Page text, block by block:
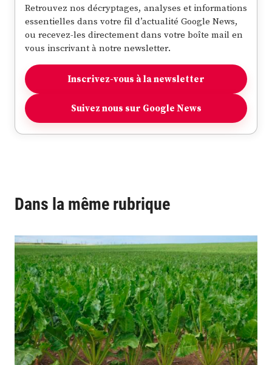
Retrouvez nos décryptages, analyses et informations
essentielles dans votre fil d’actualité Google News,
ou recevez-les directement dans votre boîte mail en
vous inscrivant à notre newsletter.
Inscrivez-vous à la newsletter
Suivez nous sur Google News
Dans la même rubrique